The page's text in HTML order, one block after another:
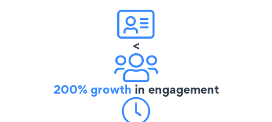
<
200% growth in engagement